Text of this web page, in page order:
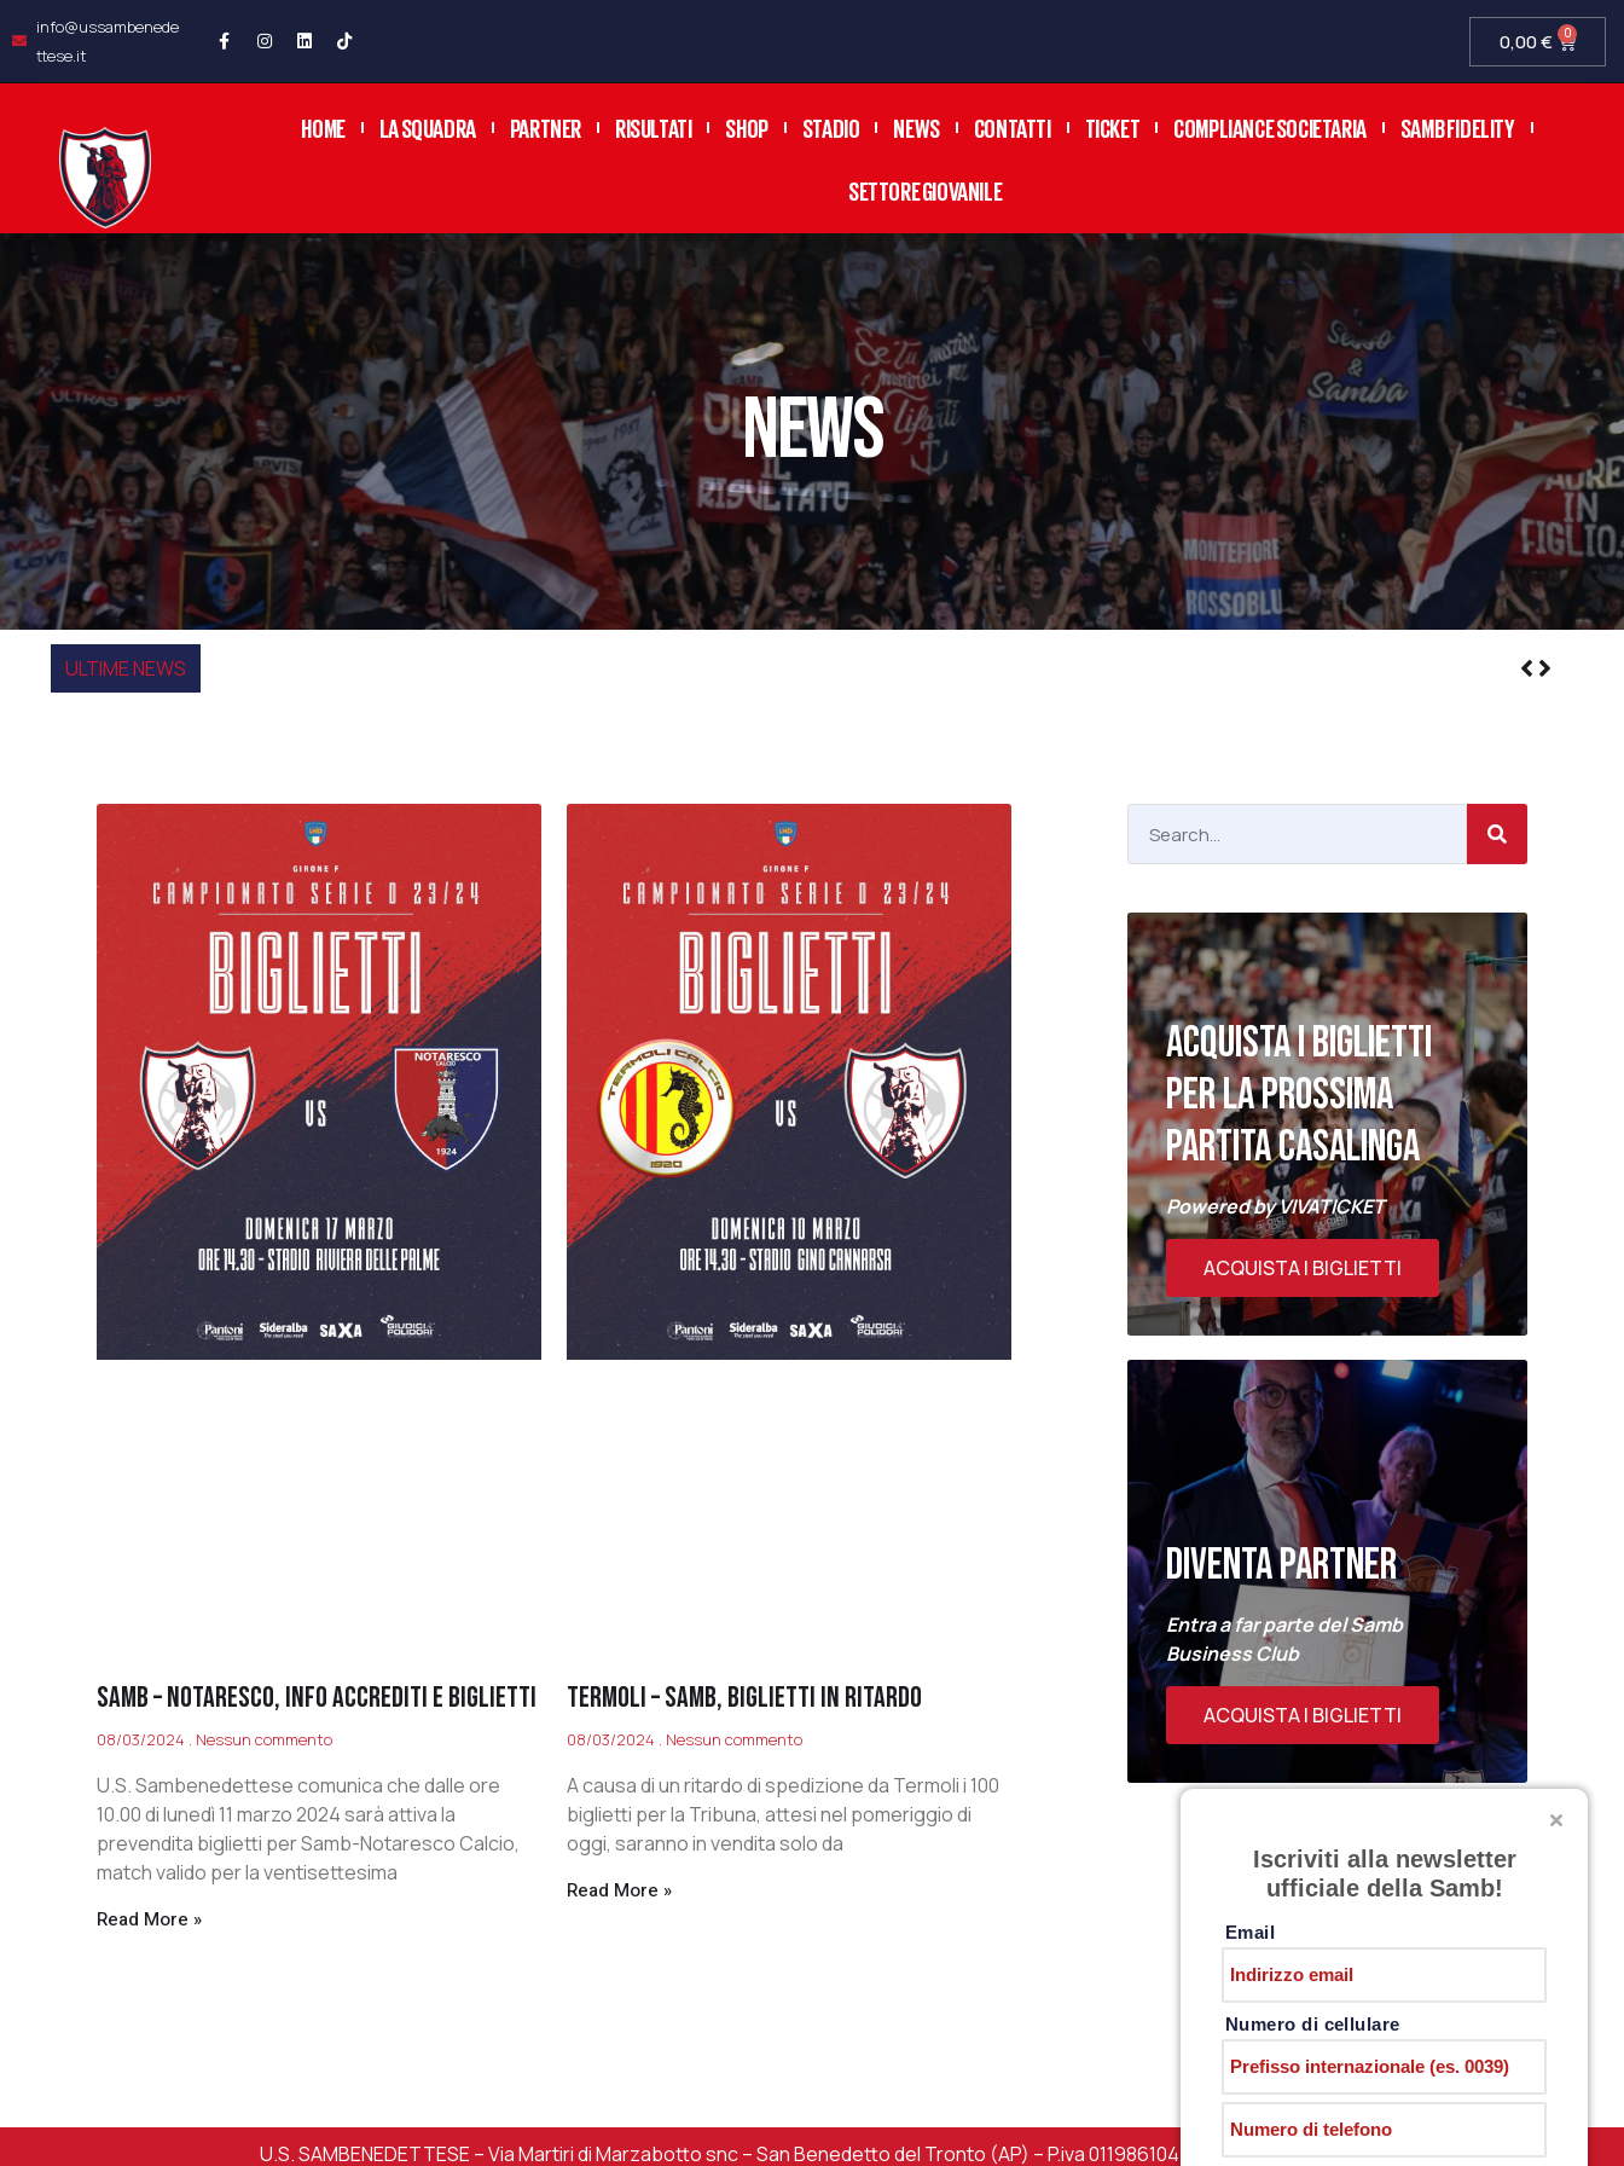
info@ussambenede
ttese.it
0,00€ 0
HOME LA SQUADRA PARTNER RISULTATI SHOP STADIO NEWS CONTATTI TICKET COMPLIANCE SOCIETARIA SAMB FIDELITY
SETTORE GIOVANILE
news
ULTIME NEWS
SAMB – NOTARESCO, INFO ACCREDITI E BIGLIETTI
08/03/2024 Nessun commento
U.S. Sambenedettese comunica che dalle ore
10.00 di lunedì 11 marzo 2024 sarà attiva la
prevendita biglietti per Samb-Notaresco Calcio,
match valido per la ventisettesima
Read More »
TERMOLI – SAMB, BIGLIETTI IN RITARDO
08/03/2024 Nessun commento
A causa di un ritardo di spedizione da Termoli i 100
biglietti per la Tribuna, attesi nel pomeriggio di
oggi, saranno in vendita solo da
Read More »
ACQUISTA I BIGLIETTI
PER LA PROSSIMA
PARTITA CASALINGA
Powered by VIVATICKET
ACQUISTA I BIGLIETTI
DIVENTA PARTNER
Entra a far parte del Samb
Business Club
ACQUISTA I BIGLIETTI
U.S. SAMBENEDETTESE – Via Martiri di Marzabotto snc – San Benedetto del Tronto (AP) – P.iva 01198610444 – PRIVACY POLICY
Iscriviti alla newsletter
ufficiale della Samb!
Email
Numero di cellulare